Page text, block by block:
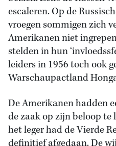
escaleren. Op de
vroegen sommigen zich
Amerikanen niet
stelden in hun
leiders in 1956 toch ook
Warschaupactland
De Amerikanen hadden
de zaak op zijn beloop te
het leger had de Vierde